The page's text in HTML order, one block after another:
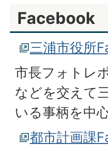
Facebook
三浦市役所
市長フォトレ
などを交えて
いる事柄を中
都市計画課